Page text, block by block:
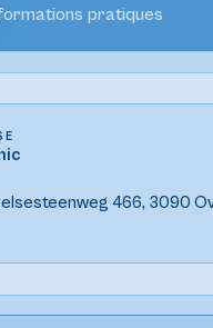
pratiques
466, 3090